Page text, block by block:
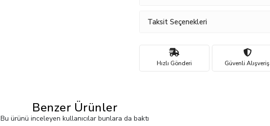
Taksit Seçenekleri
Hızlı Gönderi Güvenli Alışveriş
Benzer Ürünler
Bu ürünü inceleyen kullanıcılar bunlara da baktı